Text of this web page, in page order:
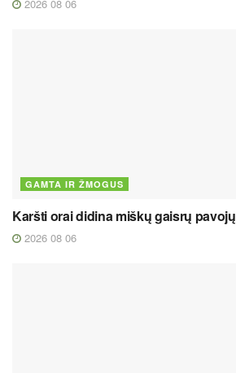
2026 08 06
GAMTA IR ŽMOGUS
Karšti orai didina miškų gaisrų pavojų
2026 08 06